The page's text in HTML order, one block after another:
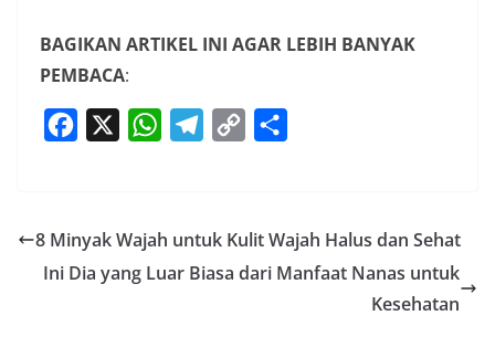
BAGIKAN ARTIKEL INI AGAR LEBIH BANYAK
PEMBACA:
b
W
e
8 Minyak Wajah untuk Kulit Wajah Halus dan Sehat
Ini Dia yang Luar Biasa dari Manfaat Nanas untuk
Kesehatan